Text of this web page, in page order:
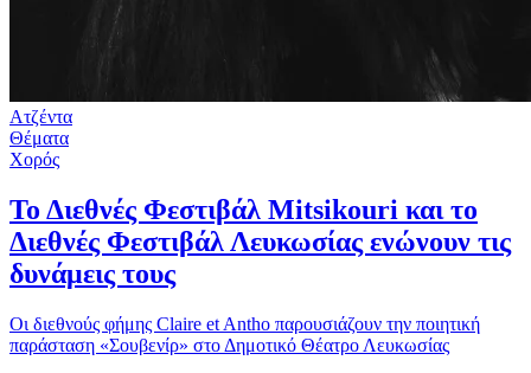
Ατζέντα
Θέματα
Χορός
Το Διεθνές Φεστιβάλ Mitsikouri και το
Διεθνές Φεστιβάλ Λευκωσίας ενώνουν τις
δυνάμεις τους
Οι διεθνούς φήμης Claire et Antho παρουσιάζουν την ποιητική
παράσταση «Σουβενίρ» στο Δημοτικό Θέατρο Λευκωσίας